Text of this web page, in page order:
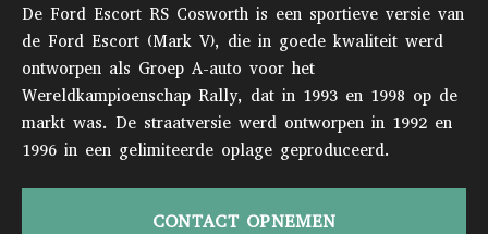
De Ford Escort RS Cosworth is een sportieve versie van
de Ford Escort (Mark V), die in goede kwaliteit werd
ontworpen als Groep A-auto voor het
Wereldkampioenschap Rally, dat in 1993 en 1998 op de
markt was. De straatversie werd ontworpen in 1992 en
1996 in een gelimiteerde oplage geproduceerd.
CONTACT OPNEMEN